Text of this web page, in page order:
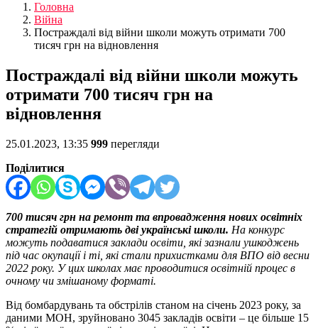
Головна
Війна
Постраждалі від війни школи можуть отримати 700
тисяч грн на відновлення
Постраждалі від війни школи можуть
отримати 700 тисяч грн на
відновлення
25.01.2023, 13:35 999 перегляди
Поділитися
700 тисяч грн на ремонт та впровадження нових освітніх
стратегій отримають дві українські школи. На конкурс
можуть подаватися заклади освіти, які зазнали ушкоджень
під час окупації і ті, які стали прихистками для ВПО від весни
2022 року. У цих школах має проводитися освітній процес в
очному чи змішаному форматі.
Від бомбардувань та обстрілів станом на січень 2023 року, за
даними МОН, зруйновано 3045 закладів освіти – це більше 15